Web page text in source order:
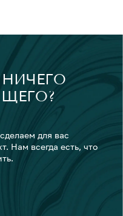
для вас
Нам всегда есть, что